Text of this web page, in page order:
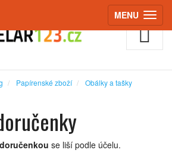
Papírenské zboží
Obálky a tašky
doručenkou se liší podle účelu.
MENU